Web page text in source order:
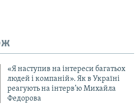
«Я наступив на інтереси багатьох
людей і компаній». Як в Україні
реагують на інтерв’ю Михайла
Федорова